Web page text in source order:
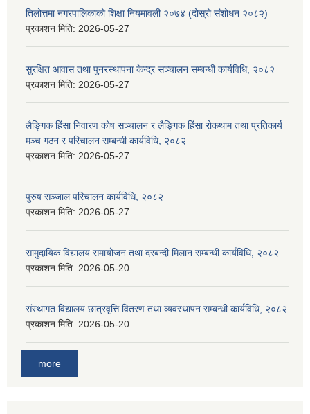
तिलोत्तमा नगरपालिकाको शिक्षा नियमावली २०७४ (दोस्रो संशोधन २०८२)
प्रकाशन मिति: 2026-05-27
सुरक्षित आवास तथा पुनरस्थापना केन्द्र सञ्चालन सम्बन्धी कार्यविधि, २०८२
प्रकाशन मिति: 2026-05-27
लैङ्गिक हिंसा निवारण कोष सञ्चालन र लैङ्गिक हिंसा रोकथाम तथा प्रतिकार्य
मञ्च गठन र परिचालन सम्बन्धी कार्यविधि, २०८२
प्रकाशन मिति: 2026-05-27
पुरुष सञ्जाल परिचालन कार्यविधि, २०८२
प्रकाशन मिति: 2026-05-27
सामुदायिक विद्यालय समायोजन तथा दरबन्दी मिलान सम्बन्धी कार्यविधि, २०८२
प्रकाशन मिति: 2026-05-20
संस्थागत विद्यालय छात्रवृत्ति वितरण तथा व्यवस्थापन सम्बन्धी कार्यविधि, २०८२
प्रकाशन मिति: 2026-05-20
more